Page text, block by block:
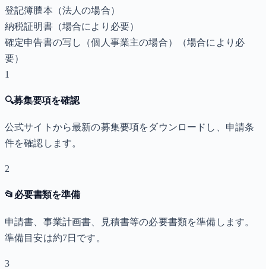
登記簿謄本（法人の場合）
納税証明書（場合により必要）
確定申告書の写し（個人事業主の場合）
（場合により必
要）
1
🔍募集要項を確認
公式サイトから最新の募集要項をダウンロードし、申請条
件を確認します。
2
📂 必要書類を準備
申請書、事業計画書、見積書等の必要書類を準備します。
準備目安は約7日です。
3